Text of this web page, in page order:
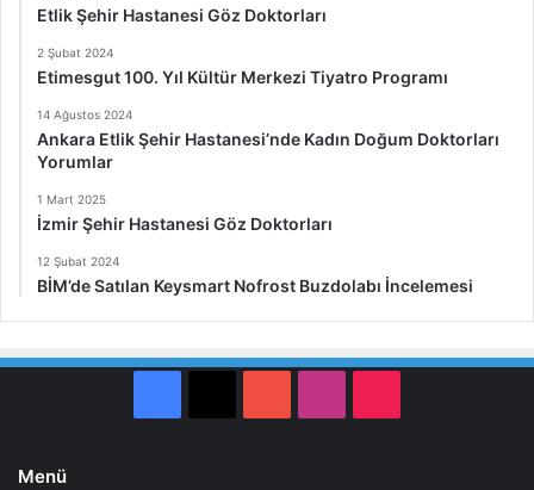
Etlik Şehir Hastanesi Göz Doktorları
2 Şubat 2024
Etimesgut 100. Yıl Kültür Merkezi Tiyatro Programı
14 Ağustos 2024
Ankara Etlik Şehir Hastanesi’nde Kadın Doğum Doktorları
Yorumlar
1 Mart 2025
İzmir Şehir Hastanesi Göz Doktorları
12 Şubat 2024
BİM’de Satılan Keysmart Nofrost Buzdolabı İncelemesi
Menü